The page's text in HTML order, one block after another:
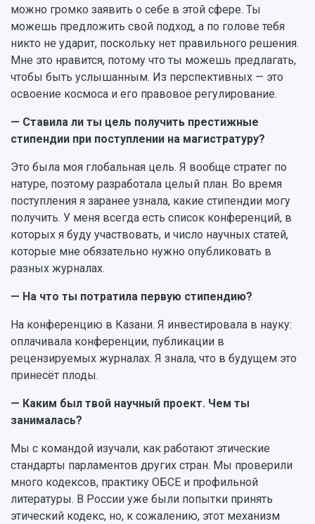
можно громко заявить о себе в этой сфере. Ты
можешь предложить свой подход, а по голове тебя
никто не ударит, поскольку нет правильного решения.
Мне это нравится, потому что ты можешь предлагать,
чтобы быть услышанным. Из перспективных — это
освоение космоса и его правовое регулирование.
— Ставила ли ты цель получить престижные
стипендии при поступлении на магистратуру?
Это была моя глобальная цель. Я вообще стратег по
натуре, поэтому разработала целый план. Во время
поступления я заранее узнала, какие стипендии могу
получить. У меня всегда есть список конференций, в
которых я буду участвовать, и число научных статей,
которые мне обязательно нужно опубликовать в
разных журналах.
— На что ты потратила первую стипендию?
На конференцию в Казани. Я инвестировала в науку:
оплачивала конференции, публикации в
рецензируемых журналах. Я знала, что в будущем это
принесёт плоды.
— Каким был твой научный проект. Чем ты
занималась?
Мы с командой изучали, как работают этические
стандарты парламентов других стран. Мы проверили
много кодексов, практику ОБСЕ и профильной
литературы. В России уже были попытки принять
этический кодекс, но, к сожалению, этот механизм